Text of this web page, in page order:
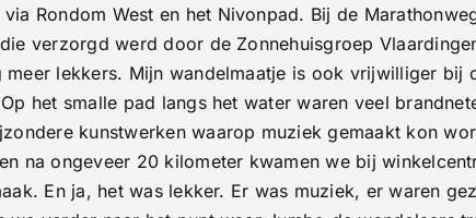
Rondom West en het Nivonpad. Bij de
verzorgd werd door de Zonnehuisgroep
meer lekkers. Mijn wandelmaatje is ook vrijwilliger
het smalle pad langs het water waren veel
kunstwerken waarop muziek gemaakt kon
na ongeveer 20 kilometer kwamen we bij
En ja, het was lekker. Er was muziek, er waren